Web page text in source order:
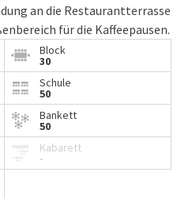
an die Restaurantterrasse
für die Kaffeepausen.
Block
30
Schule
50
Bankett
50
Kabarett
-